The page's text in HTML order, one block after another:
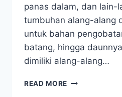
panas dalam, dan lain-
tumbuhan alang-alang
untuk bahan
batang, hingga
dimiliki alang-alang…
READ MORE